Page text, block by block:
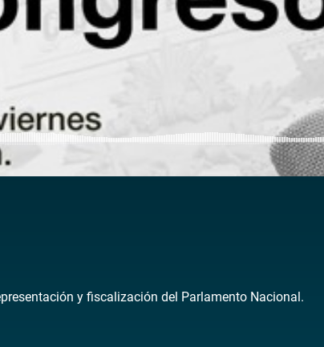
y fiscalización del Parlamento Nacional.